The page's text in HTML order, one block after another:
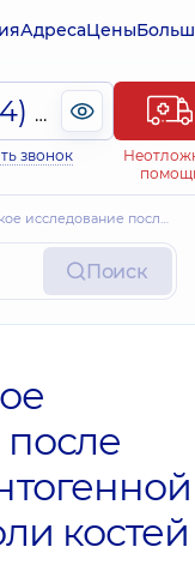
АдресаЦены
(044) 495-2-888
звонок
Удаления одонтогенной опухоли, опухоли костей черепа
Поиск
костей